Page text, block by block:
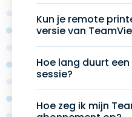
Kun je remote
versie van
Hoe lang duurt
sessie?
Hoe zeg ik mijn